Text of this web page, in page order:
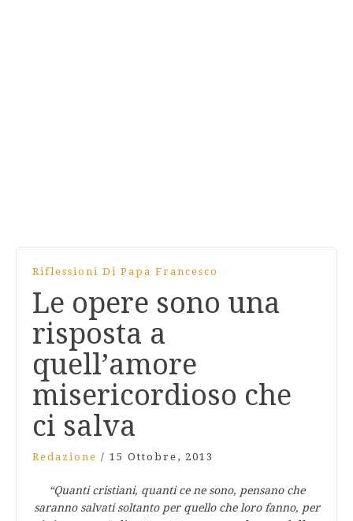
Riflessioni Di Papa Francesco
Le opere sono una
risposta a
quell’amore
misericordioso che
ci salva
Redazione / 15 Ottobre, 2013
“Quanti cristiani, quanti ce ne sono, pensano che
saranno salvati soltanto per quello che loro fanno, per